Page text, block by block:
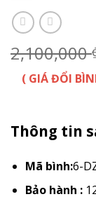
2,100,000
( GIÁ ĐỔI
Thông tin
Mã bình:6-
Bảo hành :